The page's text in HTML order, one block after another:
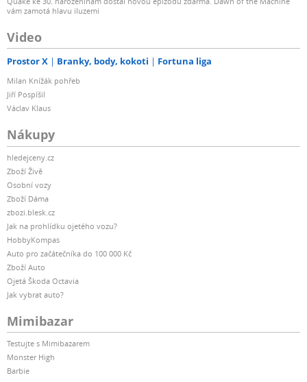
vám zamotá hlavu iluzemi
Video
Prostor X Branky, body, kokoti Fortuna liga
Milan Knížák pohřeb
Jiří Pospíšil
Václav Klaus
Nákupy
hledejceny.cz
Zboží Živě
Osobní vozy
Zboží Dáma
zbozi.blesk.cz
Jak na prohlídku ojetého vozu?
HobbyKompas
Auto pro začátečníka do 100 000 Kč
Zboží Auto
Ojetá Škoda Octavia
Jak vybrat auto?
Mimibazar
Testujte s Mimibazarem
Monster High
Barbie